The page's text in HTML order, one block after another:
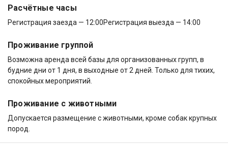
Расчётные часы
Регистрация заезда — 12:00Регистрация выезда — 14:00
Проживание группой
Возможна аренда всей базы для организованных групп, в
будние дни от 1 дня, в выходные от 2 дней. Только для тихих,
спокойных мероприятий.
Проживание с животными
Допускается размещение с животными, кроме собак крупных
пород.